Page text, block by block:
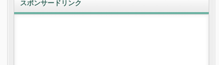
スポンサードリンク